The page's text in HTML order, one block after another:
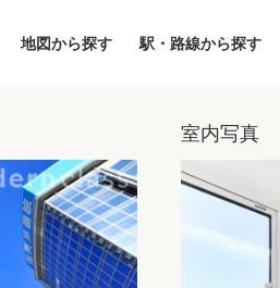
地図から探す 駅・路線から探す
室内写真